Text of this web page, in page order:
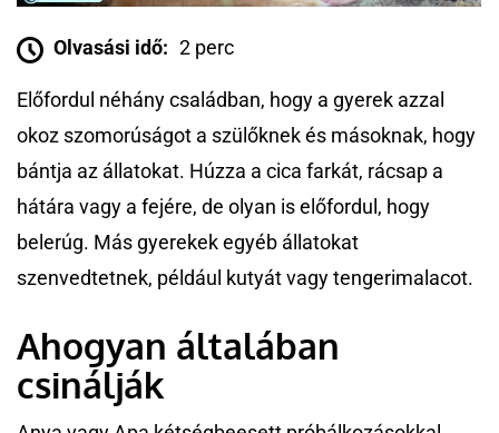
Olvasási idő: 2 perc
Előfordul néhány családban, hogy a gyerek azzal
okoz szomorúságot a szülőknek és másoknak, hogy
bántja az állatokat. Húzza a cica farkát, rácsap a
hátára vagy a fejére, de olyan is előfordul, hogy
belerúg. Más gyerekek egyéb állatokat
szenvedtetnek, például kutyát vagy tengerimalacot.
Ahogyan általában
csinálják